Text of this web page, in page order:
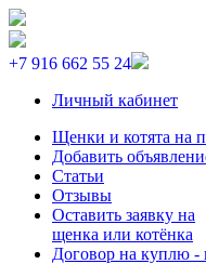
+7 916 662 55 24
Личный кабинет
Щенки и котята на
Добавить
Статьи
Отзывы
Оставить заявку на
щенка или котёнка
Договор на куплю -